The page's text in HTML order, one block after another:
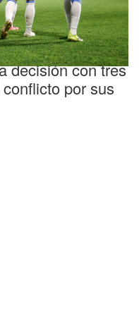
decisión con tres
por sus